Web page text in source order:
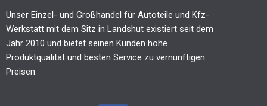
Unser Einzel- und Großhandel für Autoteile und Kfz-
Werkstatt mit dem Sitz in Landshut existiert seit dem
Jahr 2010 und bietet seinen Kunden hohe
Produktqualität und besten Service zu vernünftigen
Preisen.